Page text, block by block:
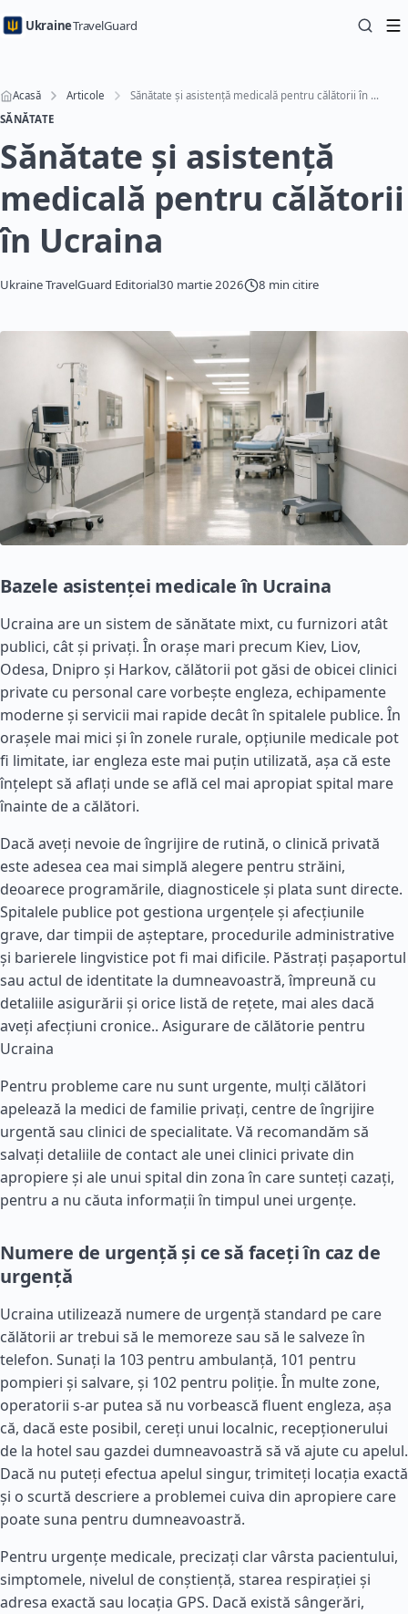
UkraineTravelGuard
Acasă Articole
Sănătate și asistență medicală pentru călătorii în Ucraina
SĂNĂTATE
Sănătate și asistență
medicală pentru călătorii
în Ucraina
Ukraine TravelGuard Editorial30 martie 2026 8 min citire
Bazele asistenței medicale în Ucraina
Ucraina are un sistem de sănătate mixt, cu furnizori atât
publici, cât și privați. În orașe mari precum Kiev, Liov,
Odesa, Dnipro și Harkov, călătorii pot găsi de obicei clinici
private cu personal care vorbește engleza, echipamente
moderne și servicii mai rapide decât în spitalele publice. În
orașele mai mici și în zonele rurale, opțiunile medicale pot
fi limitate, iar engleza este mai puțin utilizată, așa că este
înțelept să aflați unde se află cel mai apropiat spital mare
înainte de a călători.
Dacă aveți nevoie de îngrijire de rutină, o clinică privată
este adesea cea mai simplă alegere pentru străini,
deoarece programările, diagnosticele și plata sunt directe.
Spitalele publice pot gestiona urgențele și afecțiunile
grave, dar timpii de așteptare, procedurile administrative
și barierele lingvistice pot fi mai dificile. Păstrați pașaportul
sau actul de identitate la dumneavoastră, împreună cu
detaliile asigurării și orice listă de rețete, mai ales dacă
aveți afecțiuni cronice.. Asigurare de călătorie pentru
Ucraina
Pentru probleme care nu sunt urgente, mulți călători
apelează la medici de familie privați, centre de îngrijire
urgentă sau clinici de specialitate. Vă recomandăm să
salvați detaliile de contact ale unei clinici private din
apropiere și ale unui spital din zona în care sunteți cazați,
pentru a nu căuta informații în timpul unei urgențe.
Numere de urgență și ce să faceți în caz de
urgență
Ucraina utilizează numere de urgență standard pe care
călătorii ar trebui să le memoreze sau să le salveze în
telefon. Sunați la 103 pentru ambulanță, 101 pentru
pompieri și salvare, și 102 pentru poliție. În multe zone,
operatorii s-ar putea să nu vorbească fluent engleza, așa
că, dacă este posibil, cereți unui localnic, recepționerului
de la hotel sau gazdei dumneavoastră să vă ajute cu apelul.
Dacă nu puteți efectua apelul singur, trimiteți locația exactă
și o scurtă descriere a problemei cuiva din apropiere care
poate suna pentru dumneavoastră.
Pentru urgențe medicale, precizați clar vârsta pacientului,
simptomele, nivelul de conștiență, starea respirației și
adresa exactă sau locația GPS. Dacă există sângerări,